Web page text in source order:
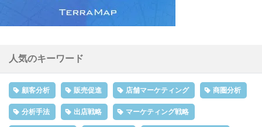
人気のキーワード
顧客分析 販売促進 店舗マーケティング 商圏分析
分析手法 出店戦略 マーケティング戦略